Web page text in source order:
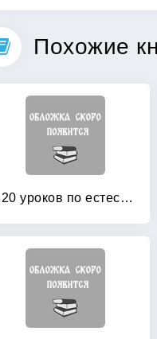
Похожие
120 уроков по естествознанию и истории для самых маленьких